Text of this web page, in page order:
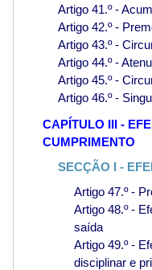
Artigo 41.º -
Artigo 42.º -
Artigo 43.º -
Artigo 44.º -
Artigo 45.º -
Artigo 46.º -
CAPÍTULO III -
CUMPRIMENTO
SECÇÃO I -
Artigo 47.º -
Artigo 48.º -
saída
Artigo 49.º -
disciplinar e